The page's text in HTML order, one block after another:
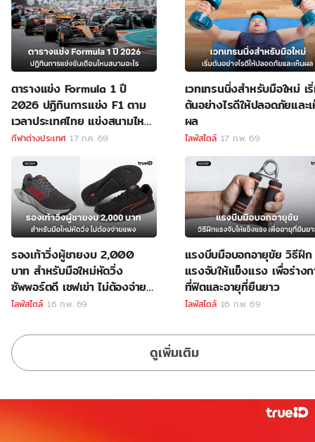
ตารางแข่ง Formula 1 ปี
2026 ปฏิทินการแข่ง F1 ตาม
เวลาประเทศไทย แข่งสนามไหน
ลิงค์ดูสด F1
กีฬาต่างประเทศ 17 ก.ค. 69
เวทเทรนนิ่งสำหรับมือใหม่ เ
ต้นอย่างไรดีให้ปลอดภัยและ
ผล
ไลฟ์สไตล์ 17 ก.พ. 69
รองเท้าวิ่งผู้ชายงบ 2,000
บาท สำหรับมือใหม่หัดวิ่ง
ซัพพอร์ตดี เซฟเข่า ไม่ต้องจ่าย
แพง
ไลฟ์สไตล์ 16 ก.พ. 69
แรงบีบมือบอกอายุขัย วิธีฝึก
แรงจับให้แข็งแรง เพื่อร่าง
ที่ฟิตและอายุที่ยืนยาว
ไลฟ์สไตล์ 16 ก.พ. 69
ดูเพิ่มเติม